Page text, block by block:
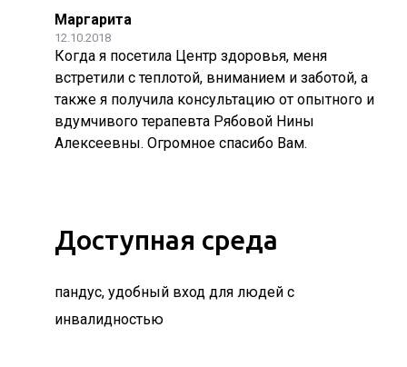
Маргарита
12.10.2018
Когда я посетила Центр здоровья, меня
встретили с теплотой, вниманием и заботой, а
также я получила консультацию от опытного и
вдумчивого терапевта Рябовой Нины
Алексеевны. Огромное спасибо Вам.
Доступная среда
пандус, удобный вход для людей с
инвалидностью